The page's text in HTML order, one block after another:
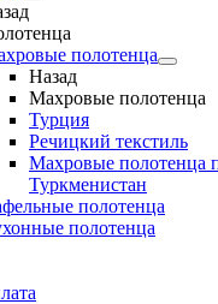
полотенца
Назад
Махровые полотенца
Турция
Речицкий текстиль
Махровые полотенца
Туркменистан
полотенца
полотенца